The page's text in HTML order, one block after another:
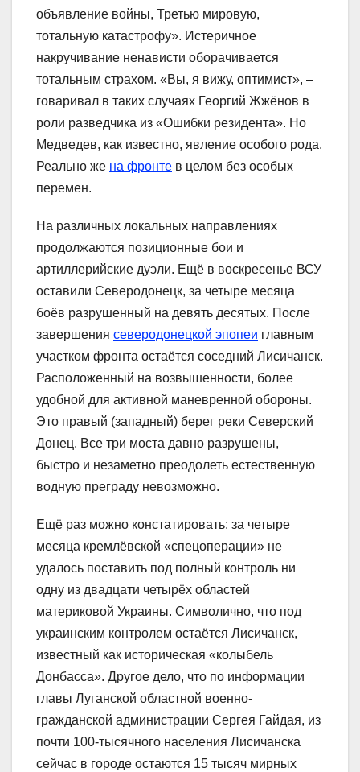
объявление войны, Третью мировую,
тотальную катастрофу». Истеричное
накручивание ненависти оборачивается
тотальным страхом. «Вы, я вижу, оптимист», –
говаривал в таких случаях Георгий Жжёнов в
роли разведчика из «Ошибки резидента». Но
Медведев, как известно, явление особого рода.
Реально же на фронте в целом без особых
перемен.
На различных локальных направлениях
продолжаются позиционные бои и
артиллерийские дуэли. Ещё в воскресенье ВСУ
оставили Северодонецк, за четыре месяца
боёв разрушенный на девять десятых. После
завершения северодонецкой эпопеи главным
участком фронта остаётся соседний Лисичанск.
Расположенный на возвышенности, более
удобной для активной маневренной обороны.
Это правый (западный) берег реки Северский
Донец. Все три моста давно разрушены,
быстро и незаметно преодолеть естественную
водную преграду невозможно.
Ещё раз можно констатировать: за четыре
месяца кремлёвской «спецоперации» не
удалось поставить под полный контроль ни
одну из двадцати четырёх областей
материковой Украины. Символично, что под
украинским контролем остаётся Лисичанск,
известный как историческая «колыбель
Донбасса». Другое дело, что по информации
главы Луганской областной военно-
гражданской администрации Сергея Гайдая, из
почти 100-тысячного населения Лисичанска
сейчас в городе остаются 15 тысяч мирных